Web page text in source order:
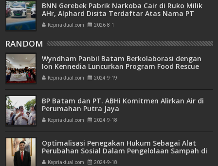
BNN Gerebek Pabrik Narkoba Cair di Ruko Milik
AHr, Alphard Disita Terdaftar Atas Nama PT
Mitra Usaha Properti
Kepriaktual.com 2026-8-1
RANDOM
Wyndham Panbil Batam Berkolaborasi dengan
Ion Kennedia Luncurkan Program Food Rescue
Kepriaktual.com 2024-9-19
BP Batam dan PT. ABHi Komitmen Alirkan Air di
Perumahan Putra Jaya
Kepriaktual.com 2024-9-18
Optimalisasi Penegakan Hukum Sebagai Alat
Perubahan Sosial Dalam Pengelolaan Sampah di
Kota Batam
Kepriaktual.com 2024-9-18